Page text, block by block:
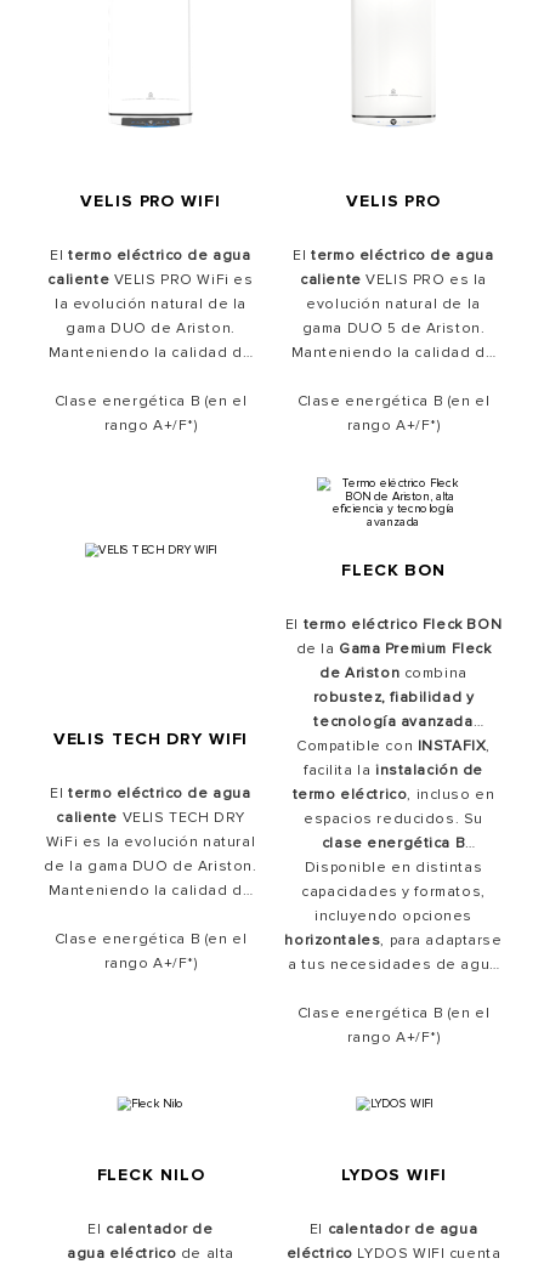
VELIS PRO WIFI
Eltermo eléctrico de agua
caliente VELIS PRO WiFi es
la evolución natural de la
gama DUO de Ariston.
Manteniendo la calidad de
la tecnología más avanzada
conectividad wifi
calentar el agua más
Clase energética B (en el
rango A+/F*)
VELIS PRO
Eltermo eléctrico de agua
caliente VELIS PRO es la
evolución natural de la
gama DUO 5 de Ariston.
Manteniendo la calidad de
la tecnología más
avanzada en undiseño
de una
estructura interna dedoble
depósito, que consigue
rápidamente que un
tradicional.
Clase energética B (en el
rango A+/F*)
VELIS TECH DRY WIFI
Eltermo eléctrico de agua
caliente VELIS TECH DRY
WiFi es la evolución natural
de la gama DUO de Ariston.
Manteniendo la calidad de
la tecnología más avanzada
conectividad wifi
rápidamente que un
Clase energética B (en el
rango A+/F*)
FLECK BON
El termo eléctrico Fleck BON
de la Gama Premium Fleck
de Ariston combina
robustez, fiabilidad y
tecnología avanzada
gracias a su nueva
electrónica 2.0. Este
calentador de agua
eléctricoofrece unmáximo
conforty unalto ahorro
energético, convirtiéndose
en la opción ideal para
cualquier hogar.
Compatible con INSTAFIX,
facilita la instalación de
termo eléctrico, incluso en
espacios reducidos. Su
clase energética B
garantiza eficiencia, y su
diseño inteligente permite
un uso intuitivo y
controlado, perfecto como
termo eléctrico eficiente,
Disponible en distintas
capacidades y formatos,
incluyendo opciones
horizontales, para adaptarse
a tus necesidades de agua
Clase energética B (en el
rango A+/F*)
FLECK NILO
El calentador de
agua eléctrico de alta
LYDOS WIFI
El calentador de agua
eléctrico LYDOS WIFI cuenta